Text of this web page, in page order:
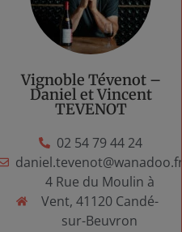
Vignoble Tévenot –
Daniel et Vincent
TEVENOT
02 54 79 44 24
daniel.tevenot@wanadoo.fr
4 Rue du Moulin à
Vent, 41120 Candé-
sur-Beuvron